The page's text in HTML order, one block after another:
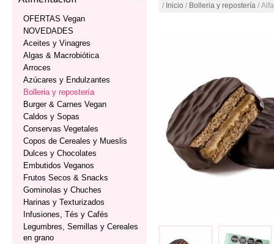
OFERTAS Vegan
NOVEDADES
Aceites y Vinagres
Algas & Macrobiótica
Arroces
Azúcares y Endulzantes
Bolleria y repostería
Burger & Carnes Vegan
Caldos y Sopas
Conservas Vegetales
Copos de Cereales y Mueslis
Dulces y Chocolates
Embutidos Veganos
Frutos Secos & Snacks
Gominolas y Chuches
Harinas y Texturizados
Infusiones, Tés y Cafés
Legumbres, Semillas y Cereales
en grano
/ Inicio / Bolleria y repostería /